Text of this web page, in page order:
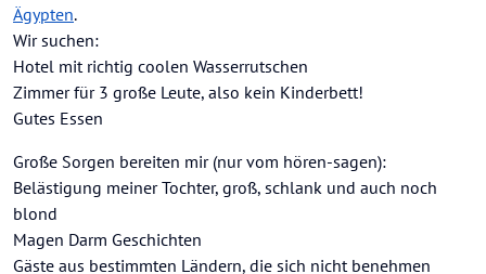
Ägypten.
Wir suchen:
Hotel mit richtig coolen Wasserrutschen
Zimmer für 3 große Leute, also kein Kinderbett!
Gutes Essen
Große Sorgen bereiten mir (nur vom hören-sagen):
Belästigung meiner Tochter, groß, schlank und auch noch
blond
Magen Darm Geschichten
Gäste aus bestimmten Ländern, die sich nicht benehmen